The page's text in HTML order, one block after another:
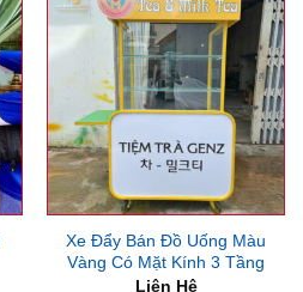
Xe Đẩy Bán Đồ Uống Màu
Vàng Có Mặt Kính 3 Tầng
Liên Hệ